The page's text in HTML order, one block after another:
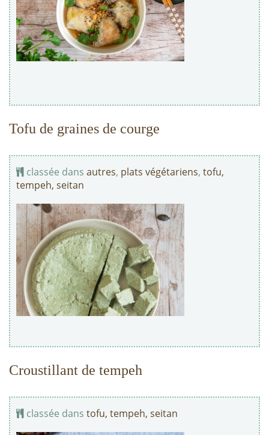
Tofu de graines de courge
classée dans autres, plats végétariens, tofu,
tempeh, seitan
Croustillant de tempeh
classée dans tofu, tempeh, seitan